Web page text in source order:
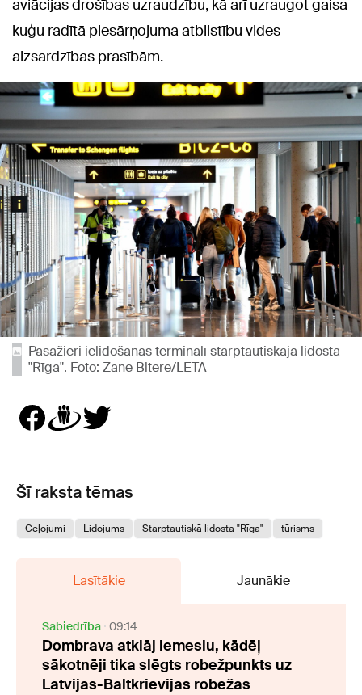
aviācijas drošības uzraudzību, kā arī uzraugot gaisa
kuģu radītā piesārņojuma atbilstību vides
aizsardzības prasībām.
Pasažieri ielidošanas terminālī starptautiskajā lidostā
"Rīga". Foto: Zane Bitere/LETA
Šī raksta tēmas
Ceļojumi Lidojums Starptautiskā lidosta "Rīga" tūrisms
Lasītākie Jaunākie
Sabiedrība 09:14
Dombrava atklāj iemeslu, kādēļ
sākotnēji tika slēgts robežpunkts uz
Latvijas-Baltkrievijas robežas